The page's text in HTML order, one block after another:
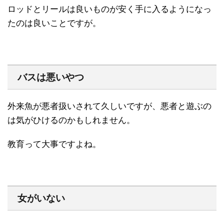
ロッドとリールは良いものが安く手に入るようになっ
たのは良いことですが。
バスは悪いやつ
外来魚が悪者扱いされて久しいですが、悪者と遊ぶの
は気がひけるのかもしれません。
教育って大事ですよね。
女がいない